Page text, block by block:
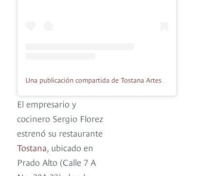
El empresario y
cocinero Sergio Florez
estrenó su restaurante
Tostana , ubicado en
Prado Alto (Calle 7 A